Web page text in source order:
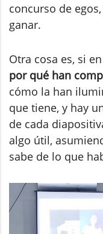
concurso de
ganar.
Otra cosa es, si
por qué han
cómo la han
que tiene, y hay
de cada
algo útil,
sabe de lo que